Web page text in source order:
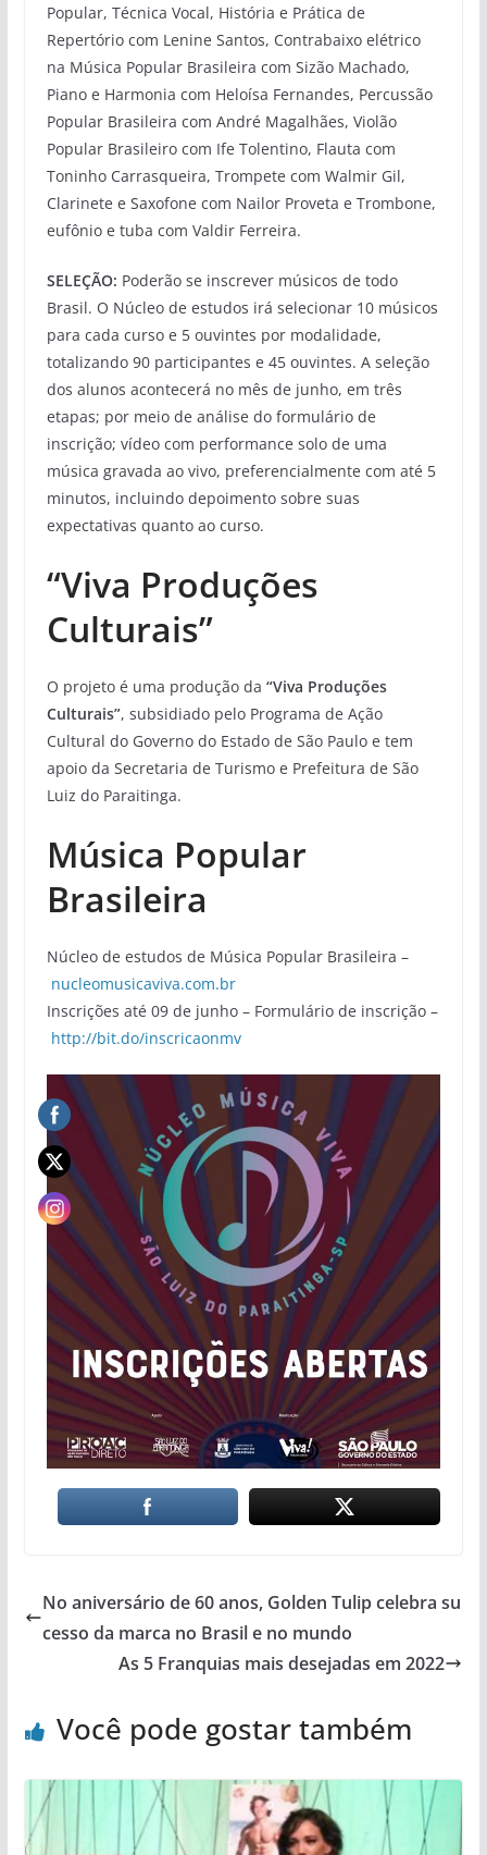
Popular, Técnica Vocal, História e Prática de
Repertório com Lenine Santos, Contrabaixo elétrico
na Música Popular Brasileira com Sizão Machado,
Piano e Harmonia com Heloísa Fernandes, Percussão
Popular Brasileira com André Magalhães, Violão
Popular Brasileiro com Ife Tolentino, Flauta com
Toninho Carrasqueira, Trompete com Walmir Gil,
Clarinete e Saxofone com Nailor Proveta e Trombone,
eufônio e tuba com Valdir Ferreira.
SELEÇÃO: Poderão se inscrever músicos de todo
Brasil. O Núcleo de estudos irá selecionar 10 músicos
para cada curso e 5 ouvintes por modalidade,
totalizando 90 participantes e 45 ouvintes. A seleção
dos alunos acontecerá no mês de junho, em três
etapas; por meio de análise do formulário de
inscrição; vídeo com performance solo de uma
música gravada ao vivo, preferencialmente com até 5
minutos, incluindo depoimento sobre suas
expectativas quanto ao curso.
“Viva Produções
Culturais”
O projeto é uma produção da “Viva Produções
Culturais”, subsidiado pelo Programa de Ação
Cultural do Governo do Estado de São Paulo e tem
apoio da Secretaria de Turismo e Prefeitura de São
Luiz do Paraitinga.
Música Popular
Brasileira
Núcleo de estudos de Música Popular Brasileira –
nucleomusicaviva.com.br
Inscrições até 09 de junho – Formulário de inscrição –
http://bit.do/inscricaonmv
No aniversário de 60 anos, Golden Tulip celebra su
cesso da marca no Brasil e no mundo
As 5 Franquias mais desejadas em 2022
Você pode gostar também